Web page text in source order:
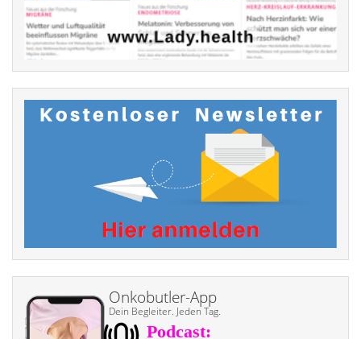
Onkobutler-App
Dein Begleiter. Jeden Tag.